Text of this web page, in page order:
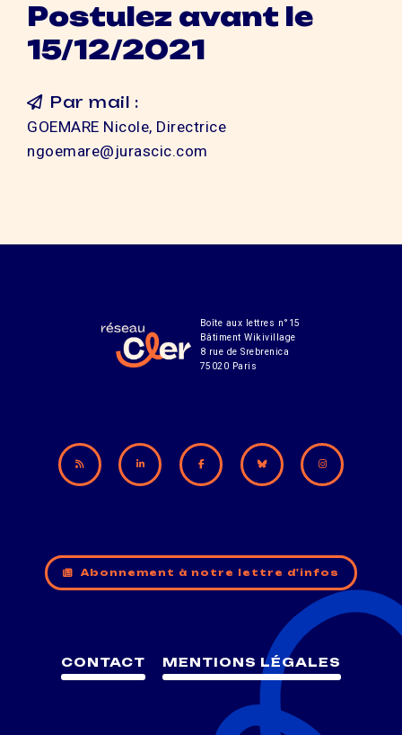
Postulez avant le
15/12/2021
Par mail :
GOEMARE Nicole, Directrice
ngoemare@jurascic.com
Boîte aux lettres n°15
Bâtiment Wikivillage
8 rue de Srebrenica
75020 Paris
Abonnement à notre lettre d'infos
CONTACT MENTIONS LÉGALES